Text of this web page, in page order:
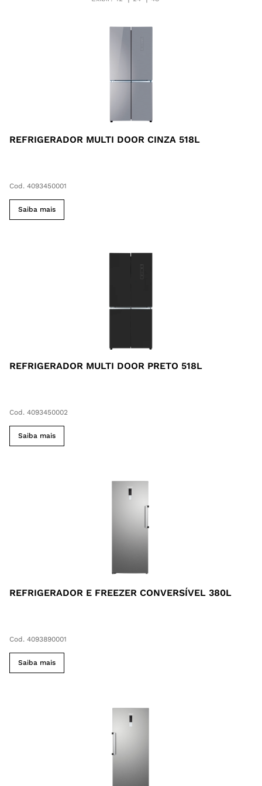
REFRIGERADOR MULTI DOOR CINZA 518L
Cod. 4093450001
Saiba mais
REFRIGERADOR MULTI DOOR PRETO 518L
Cod. 4093450002
Saiba mais
REFRIGERADOR E FREEZER CONVERSÍVEL 380L
Cod. 4093890001
Saiba mais